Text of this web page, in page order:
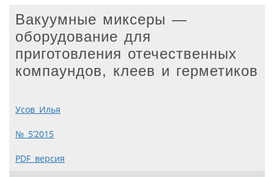
Вакуумные миксеры —
оборудование для
приготовления отечественных
компаундов, клеев и герметиков
Усов Илья
№ 5’2015
PDF версия